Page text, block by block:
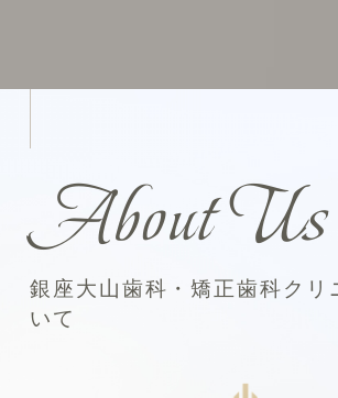
About Us
銀座大山歯科・矯正歯科クリ
いて